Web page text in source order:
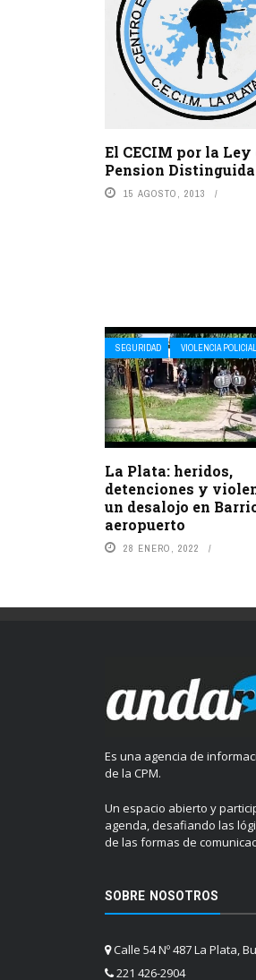
El CECIM por la Ley
Pension Distinguida
15 AGOSTO, 2013
SEGURIDAD VIOLENCIA POLICIAL
La Plata: heridos,
detenciones y
un desalojo en
aeropuerto
28 ENERO, 2022
Es una agencia de
de la CPM.
Un espacio abierto y
agenda, desafiando las
de las formas de
SOBRE NOSOTROS
Calle 54 Nº 487 La Plata,
221 426-2904